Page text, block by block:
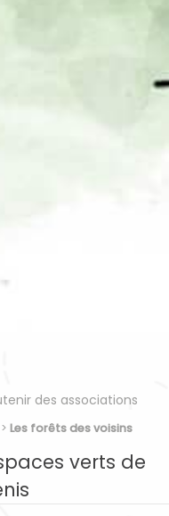
des associations
> Les forêts des voisins
verts de